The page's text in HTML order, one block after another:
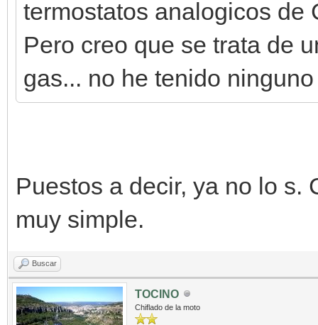
termostatos analogicos de
Pero creo que se trata de
gas... no he tenido
Puestos a decir, ya no lo s.
muy simple.
Buscar
TOCINO
Chiflado de la moto